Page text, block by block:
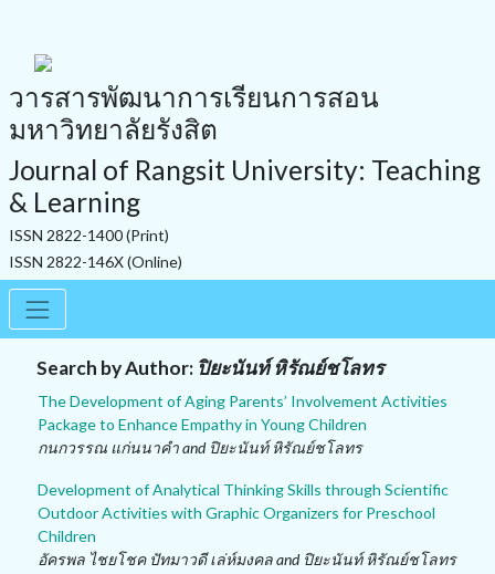
วารสารพัฒนาการเรียนการสอน
มหาวิทยาลัยรังสิต
Journal of Rangsit University: Teaching
& Learning
ISSN 2822-1400 (Print)
ISSN 2822-146X (Online)
Search by Author: ปิยะนันท์ หิรัณย์ชโลทร
The Development of Aging Parents’ Involvement Activities
Package to Enhance Empathy in Young Children
กนกวรรณ แก่นนาคำ and ปิยะนันท์ หิรัณย์ชโลทร
Development of Analytical Thinking Skills through Scientific
Outdoor Activities with Graphic Organizers for Preschool
Children
อัครพล ไชยโชค ปัทมาวดี เล่ห์มงคล and ปิยะนันท์ หิรัณย์ชโลทร